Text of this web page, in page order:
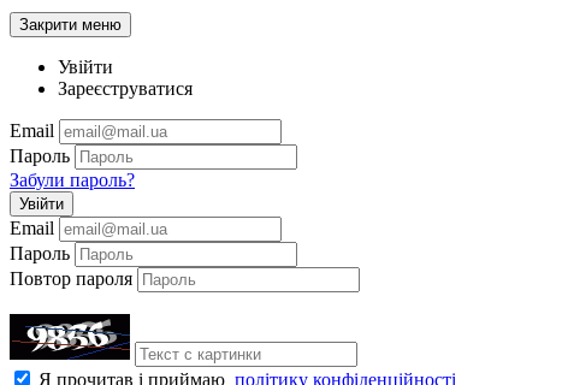
Закрити меню
Увійти
Зареєструватися
Email
Пароль
Забули пароль?
Увійти
Email
Пароль
Повтор пароля
Я прочитав і приймаю політику конфіденційності